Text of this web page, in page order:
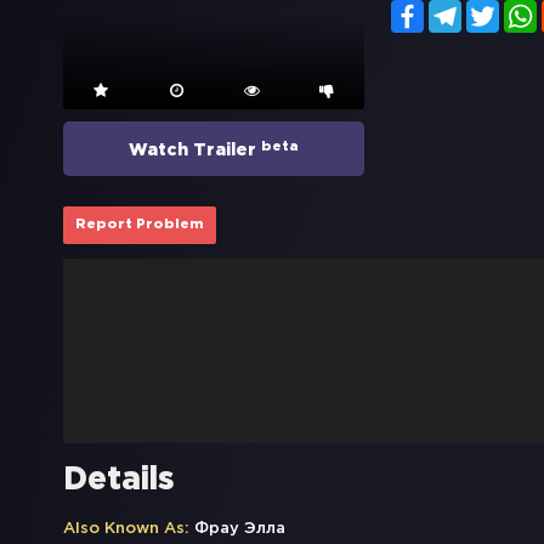
Watch Trailer beta
FacebookTelegram
Report Problem
Details
Also Known As: Фрау Элла